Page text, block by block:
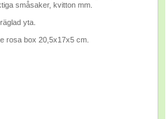
småsaker, kvitton mm.
yta.
rosa box 20,5x17x5 cm.